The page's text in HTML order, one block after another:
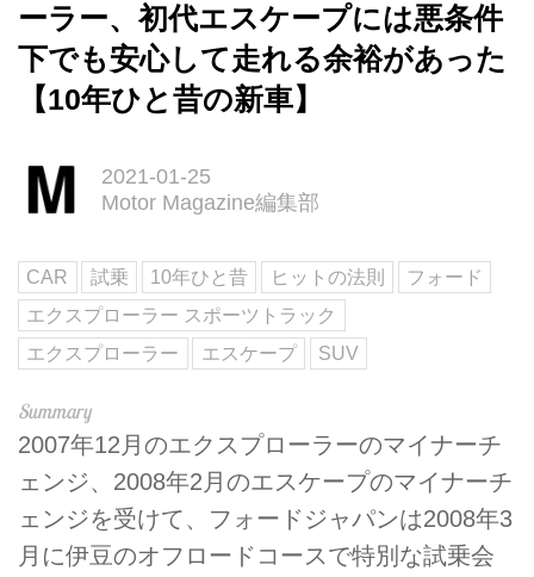
ーラー、初代エスケープには悪条件
下でも安心して走れる余裕があった
【10年ひと昔の新車】
2021-01-25
Motor Magazine編集部
CAR 試乗 10年ひと昔 ヒットの法則
フォード
エクスプローラー スポーツトラック
エクスプローラー
エスケープ SUV
2007年12月のエクスプローラーのマイナーチ
ェンジ、2008年2月のエスケープのマイナーチ
ェンジを受けて、フォードジャパンは2008年3
月に伊豆のオフロードコースで特別な試乗会